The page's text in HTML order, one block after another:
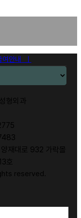
안내 ㅣ
형외과
양재대로 932 가락몰
호
reserved.